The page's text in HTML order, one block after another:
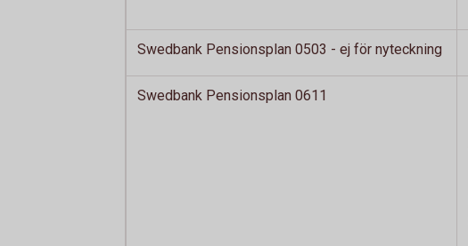
Swedbank Pensionsplan 0503 - ej för nyteckning
Swedbank Pensionsplan 0611